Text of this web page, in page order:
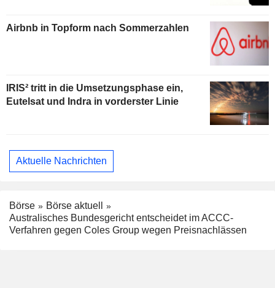
Airbnb in Topform nach Sommerzahlen
IRIS² tritt in die Umsetzungsphase ein,
Eutelsat und Indra in vorderster Linie
Aktuelle Nachrichten
Börse
Börse aktuell
Australisches Bundesgericht entscheidet im ACCC-
Verfahren gegen Coles Group wegen Preisnachlässen